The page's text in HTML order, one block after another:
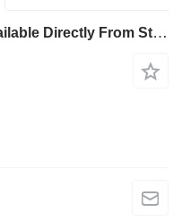
Magni ES0807EP New And Available Directly From Stock, El